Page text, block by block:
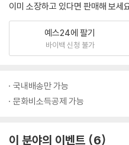
이미 소장하고 있다면 판매해 보세
예스24에 팔기
바이백 신청 불가
국내배송만 가능
문화비소득공제 가능
이 분야의 이벤트 6